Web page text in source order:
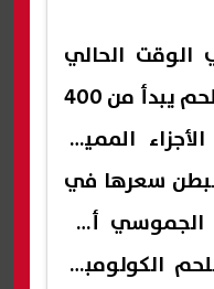
الحالي
قال وهبة: "سعر كيلو اللحم يبدأ من 400
وهي الأجزاء المميزة
سعرها في
الجموسي أقل
واللحم الكولومبي